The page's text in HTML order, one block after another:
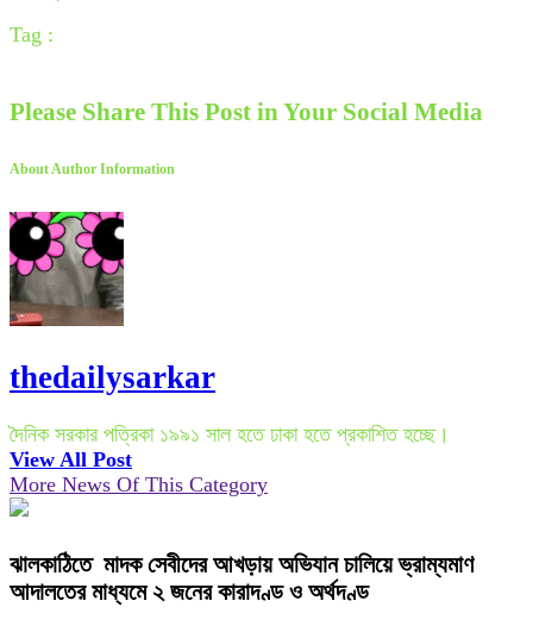
Tag :
Please Share This Post in Your Social Media
About Author Information
thedailysarkar
দৈনিক সরকার পত্রিকা ১৯৯১ সাল হতে ঢাকা হতে প্রকাশিত হচ্ছে।
View All Post
More News Of This Category
ঝালকাঠিতে মাদক সেবীদের আখড়ায় অভিযান চালিয়ে ভ্রাম্যমাণ
আদালতের মাধ্যমে ২ জনের কারাদণ্ড ও অর্থদণ্ড